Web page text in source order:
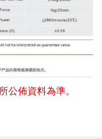
佈資料為準。